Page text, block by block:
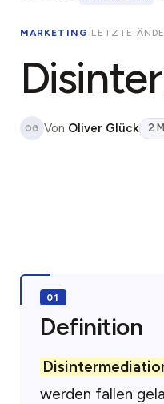
MARKETING · LETZTE
OG Von Oliver Glück 2
Definition
werden fallen